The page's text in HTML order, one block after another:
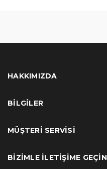
HAKKIMIZDA
BILGILER
MÜŞTERI SERVISI
BIZIMLE İLETIŞIME GEÇIN